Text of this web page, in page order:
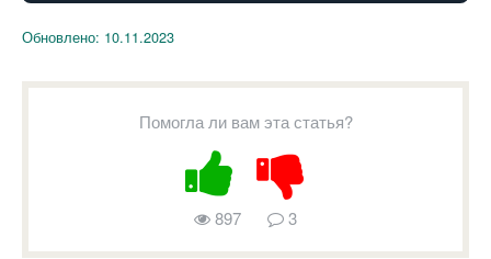
Обновлено: 10.11.2023
Помогла ли вам эта статья?
897 3